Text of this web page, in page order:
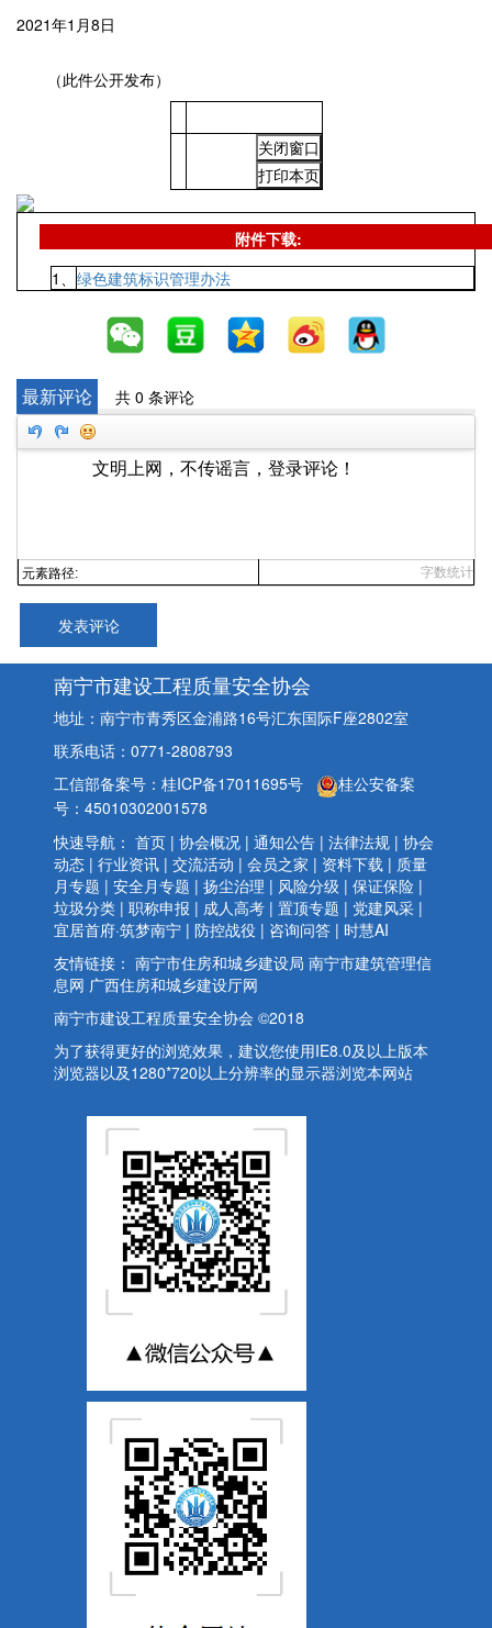
2021年1月8日
（此件公开发布）
附件下载:
1、 绿色建筑标识管理办法
最新评论 共 0 条评论
元素路径: 字数统计
发表评论
南宁市建设工程质量安全协会
地址：南宁市青秀区金浦路16号汇东国际F座2802室
联系电话：0771-2808793
工信部备案号：桂ICP备17011695号
桂公安备案
号：45010302001578
快速导航： 首页 | 协会概况 | 通知公告 | 法律法规 | 协会
动态 | 行业资讯 | 交流活动 | 会员之家 | 资料下载 | 质量
月专题 | 安全月专题 | 扬尘治理 | 风险分级 | 保证保险 |
垃圾分类 | 职称申报 | 成人高考 | 置顶专题 | 党建风采 |
宜居首府·筑梦南宁 | 防控战役 | 咨询问答 | 时慧AI
友情链接： 南宁市住房和城乡建设局 南宁市建筑管理信
息网 广西住房和城乡建设厅网
南宁市建设工程质量安全协会 ©2018
为了获得更好的浏览效果，建议您使用IE8.0及以上版本
浏览器以及1280*720以上分辨率的显示器浏览本网站